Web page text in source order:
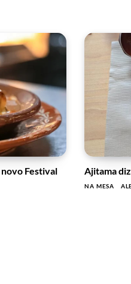
Festival
Ajitama
NA MESA